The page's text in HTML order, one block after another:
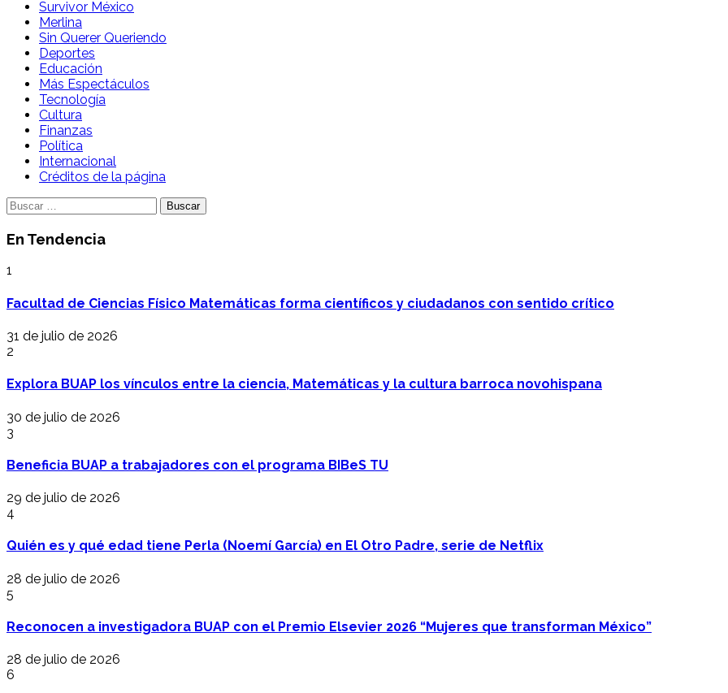
Survivor México
Merlina
Sin Querer Queriendo
Deportes
Educación
Más Espectáculos
Tecnología
Cultura
Finanzas
Política
Internacional
Créditos de la página
Buscar:
En Tendencia
1
Facultad de Ciencias Físico Matemáticas forma científicos y ciudadanos con sentido crítico
31 de julio de 2026
2
Explora BUAP los vínculos entre la ciencia, Matemáticas y la cultura barroca novohispana
30 de julio de 2026
3
Beneficia BUAP a trabajadores con el programa BIBeS TU
29 de julio de 2026
4
Quién es y qué edad tiene Perla (Noemí García) en El Otro Padre, serie de Netflix
28 de julio de 2026
5
Reconocen a investigadora BUAP con el Premio Elsevier 2026 “Mujeres que transforman México”
28 de julio de 2026
6